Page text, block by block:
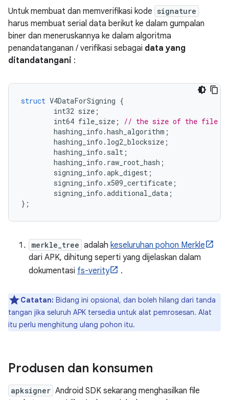
Untuk membuat dan memverifikasi kode signature
harus membuat serial data berikut ke dalam gumpalan
biner dan meneruskannya ke dalam algoritma
penandatanganan / verifikasi sebagai data yang
ditandatangani :
struct V4DataForSigning {
int32 size ;
int64 file_size ;
// the size of the file
hashing_info .hash_algorithm ;
hashing_info . log2_blocksize ;
hashing_info . salt ;
hashing_info . raw_root_hash ;
signing_info .apk_digest ;
signing_info . x509_certificate ;
signing_info .additional_data ;
};
merkle_tree adalah keseluruhan pohon Merkle
dari APK, dihitung seperti yang dijelaskan dalam
dokumentasi fs-verity .
Catatan: Bidang ini opsional, dan boleh hilang dari tanda
tangan jika seluruh APK tersedia untuk alat pemrosesan. Alat
itu perlu menghitung ulang pohon itu.
Produsen dan konsumen
apksigner Android SDK sekarang menghasilkan file